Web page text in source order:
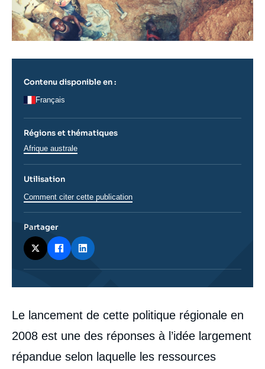
Corps
analyses
Le lancement de cette politique régionale en
2008 est une des réponses à l’idée largement
répandue selon laquelle les ressources
Contenu disponible en :
Français
Régions et thématiques
Régions
Afrique australe
Utilisation
Comment citer cette publication
Partager